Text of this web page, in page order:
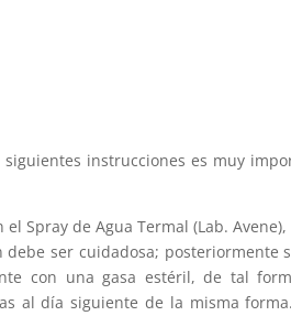
instrucciones es muy
Spray de Agua Termal (Lab.
ser cuidadosa; posteriormente
con una gasa estéril, de tal
al día siguiente de la misma